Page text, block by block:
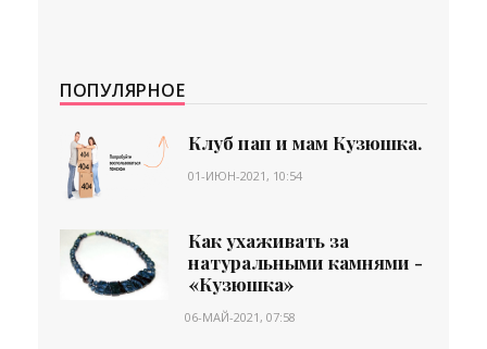
ПОПУЛЯРНОЕ
Клуб пап и мам Кузюшка.
01-ИЮН-2021, 10:54
Как ухаживать за
натуральными камнями -
«Кузюшка»
06-МАЙ-2021, 07:58